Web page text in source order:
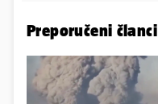
Preporučeni članci